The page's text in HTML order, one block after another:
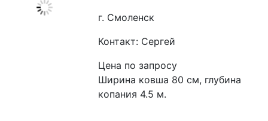
г. Смоленск
Контакт: Сергей
Цена по запросу
Ширина ковша 80 см, глубина
копания 4.5 м.